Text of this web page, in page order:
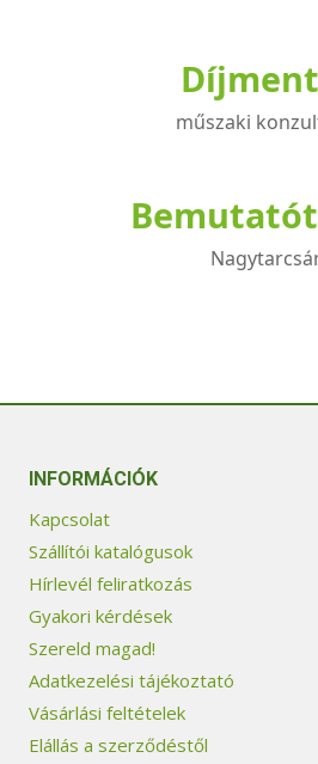
műszaki
INFORMÁCIÓK
Kapcsolat
Szállítói katalógusok
Hírlevél feliratkozás
Gyakori kérdések
Szereld magad!
Adatkezelési tájékoztató
Vásárlási feltételek
Elállás a szerződéstől